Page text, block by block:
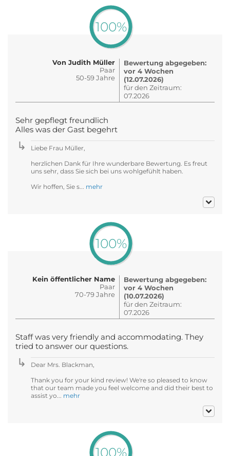
100%
Von Judith Müller
Paar
50-59 Jahre
Bewertung abgegeben:
vor 4 Wochen
(12.07.2026)
für den Zeitraum:
07.2026
Sehr gepflegt freundlich
Alles was der Gast begehrt
Liebe Frau Müller,
herzlichen Dank für Ihre wunderbare Bewertung. Es freut
uns sehr, dass Sie sich bei uns wohlgefühlt haben.
Wir hoffen, Sie s... mehr
100%
Kein öffentlicher Name
Paar
70-79 Jahre
Bewertung abgegeben:
vor 4 Wochen
(10.07.2026)
für den Zeitraum:
07.2026
Staff was very friendly and accommodating. They
tried to answer our questions.
Dear Mrs. Blackman,
Thank you for your kind review! We're so pleased to know
that our team made you feel welcome and did their best to
assist yo... mehr
100%